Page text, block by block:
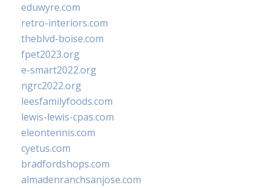
eduwyre.com
retro-interiors.com
theblvd-boise.com
fpet2023.org
e-smart2022.org
ngrc2022.org
leesfamilyfoods.com
lewis-lewis-cpas.com
eleontennis.com
cyetus.com
bradfordshops.com
almadenranchsanjose.com